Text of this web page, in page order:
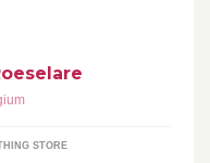
STORE